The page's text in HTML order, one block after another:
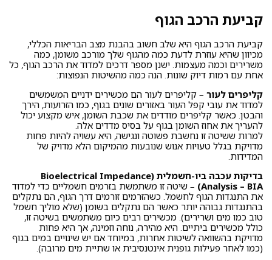
קביעת הרכב הגוף
קביעת הרכב הגוף היא שלב חשוב בהבנת מצב הבריאות הכללי,
מכיוון שהיא עוזרת לדעת כמה מהגוף שלך מורכב משומן, כמה
משרירים וכמה מעצמות. ישנן מספר דרכים למדוד את הרכב הגוף, כל
אחת עם רמות דיוק שונות. הנה כמה מהשיטות הנפוצות:
קליפרים לעור – קליפרים לעור הם מכשירים ידניים המשמשים
למדוד את עובי קפל העור באזורים שונים בגוף, כמו הזרועות, הירך
והבטן. כאשר קליפרים מודדים את שכבת השומן, איש מקצוע יכול
להעריך את אחוז השומן בגוף על בסיס מדדים אלה.
למרות ששיטה זו נחשבת פשוטה ונגישה, היא עשויה להיות פחות
מדויקת בגלל טעויות אנוש שנובעות מהמיקום הלא מדויק של
המדידות.
בדיקות עכבה ביו-חשמלית (Bioelectrical Impedance
Analysis – BIA) – שיטה זו משתמשת בזרמים חשמליים כדי למדוד
את התנגדות הגוף לחשמל. כשהזרמים זורמים דרך הגוף, הם נתקלים
בהתנגדות גבוהה יותר כאשר הם נתקלים בשומן (שלא מוליך חשמל
טוב כמו מים ושרירים). מכשירים רבים כיום משתמשים בשיטה זו,
כולל מכשירים ביתיים. היא מהירה, נוחה וזמינה, אך היא פחות
מדויקת בהשוואה לשיטות אחרות, במיוחד אם יש שינויים במים בגוף
(כמו לאחר פעילות גופנית אינטנסיבית או שתיית מים מרובה).